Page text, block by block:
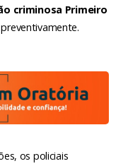
criminosa Primeiro
os policiais